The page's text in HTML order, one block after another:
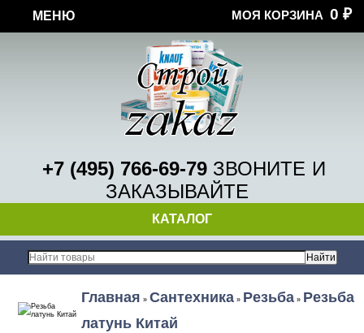
МЕНЮ
+7 (495) 766-69-79ЗВОНИТЕ И
ЗАКАЗЫВАЙТЕ
МОЯ КОРЗИНА 0 ₽
КАТАЛОГ
Главная » Сантехника » Резьба » Резьба
латунь Китай